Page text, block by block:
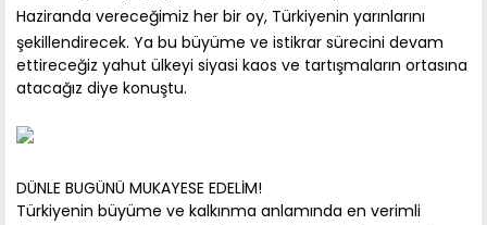
Haziranda vereceğimiz her bir oy, Türkiyenin yarınlarını
şekillendirecek. Ya bu büyüme ve istikrar sürecini devam
ettireceğiz yahut ülkeyi siyasi kaos ve tartışmaların ortasına
atacağız diye konuştu.
DÜNLE BUGÜNÜ MUKAYESE EDELİM!
Türkiyenin büyüme ve kalkınma anlamında en verimli